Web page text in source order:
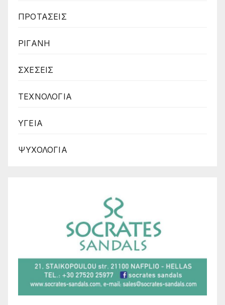
ΠΡΟΤΑΣΕΙΣ
ΡΙΓΑΝΗ
ΣΧΕΣΕΙΣ
ΤΕΧΝΟΛΟΓΙΑ
ΥΓΕΙΑ
ΨΥΧΟΛΟΓΙΑ